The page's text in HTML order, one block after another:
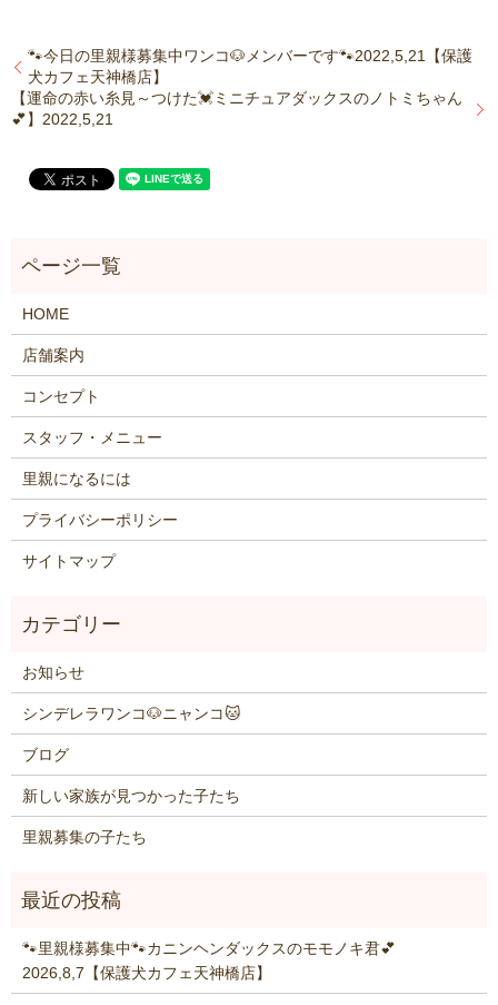
🐾今日の里親様募集中ワンコ🐶メンバーです🐾2022,5,21【保護
犬カフェ天神橋店】
【運命の赤い糸見～つけた💓ミニチュアダックスのノトミちゃん
💕】2022,5,21
HOME
店舗案内
コンセプト
スタッフ・メニュー
里親になるには
プライバシーポリシー
サイトマップ
お知らせ
シンデレラワンコ🐶ニャンコ🐱
ブログ
新しい家族が見つかった子たち
里親募集の子たち
🐾里親様募集中🐾カニンヘンダックスのモモノキ君💕
2026,8,7【保護犬カフェ天神橋店】